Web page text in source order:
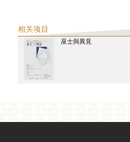
下载
异地游览
下载
艺讯中国
杨福东谈艺术旅行项目 “有限的知识”
2012
精品购物指南
相关项目
巫士與異見